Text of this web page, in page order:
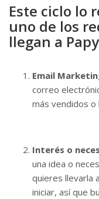
Este ciclo lo
uno de los
llegan a
Email
correo
más vendidos o
Interés o
una idea o
quieres llevarla
iniciar, así que